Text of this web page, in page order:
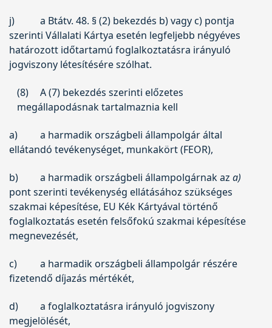
j)
a Btátv. 48. § (2) bekezdés b) vagy c) pontja
szerinti Vállalati Kártya esetén legfeljebb négyéves
határozott időtartamú foglalkoztatásra irányuló
jogviszony létesítésére szólhat.
(8)
A (7) bekezdés szerinti előzetes
megállapodásnak tartalmaznia kell
a)
a harmadik országbeli állampolgár által
ellátandó tevékenységet, munkakört (FEOR),
b) a harmadik országbeli állampolgárnak az a)
pont szerinti tevékenység ellátásához szükséges
szakmai képesítése, EU Kék Kártyával történő
foglalkoztatás esetén felsőfokú szakmai képesítése
megnevezését,
c)
a harmadik országbeli állampolgár részére
fizetendő díjazás mértékét,
d)
a foglalkoztatásra irányuló jogviszony
megjelölését,